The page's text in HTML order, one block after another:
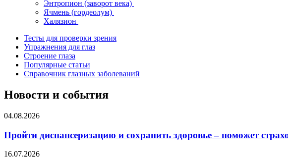
Энтропион (заворот века)
Ячмень (гордеолум)
Халязион
Тесты для проверки зрения
Упражнения для глаз
Строение глаза
Популярные статьи
Справочник глазных заболеваний
Новости и события
04.08.2026
Пройти диспансеризацию и сохранить здоровье – поможет
16.07.2026